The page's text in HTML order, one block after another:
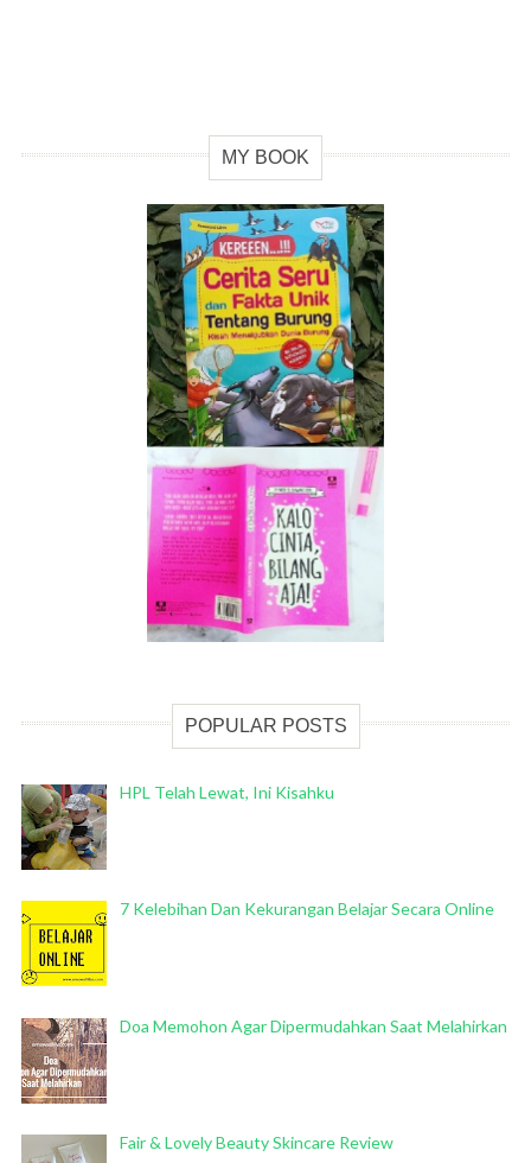
MY BOOK
POPULAR POSTS
HPL Telah Lewat, Ini Kisahku
7 Kelebihan Dan Kekurangan Belajar Secara Online
Doa Memohon Agar Dipermudahkan Saat Melahirkan
Fair & Lovely Beauty Skincare Review